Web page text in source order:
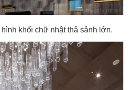
khối chữ nhật thả sảnh lớn.